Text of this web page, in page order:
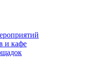
и кафе